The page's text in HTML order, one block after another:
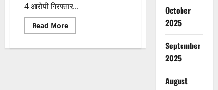
4 आरोपी गिरफ्तार...
Read MoreRead
more
देखने
October
2025
September
2025
August